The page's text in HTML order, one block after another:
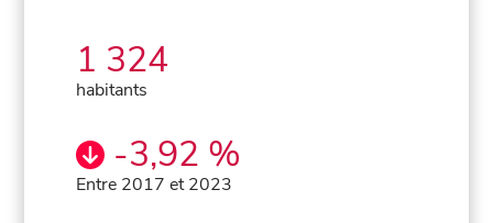
1 324
habitants
-3,92 %
Entre 2017 et 2023